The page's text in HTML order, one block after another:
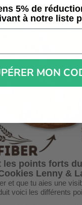
les points forts
Lenny &
et que tu aies une
voici les différents
5% de
à notre liste
MON